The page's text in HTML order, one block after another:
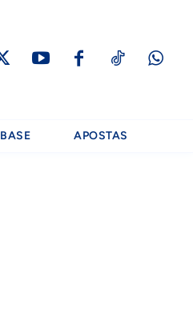
BASE APOSTAS